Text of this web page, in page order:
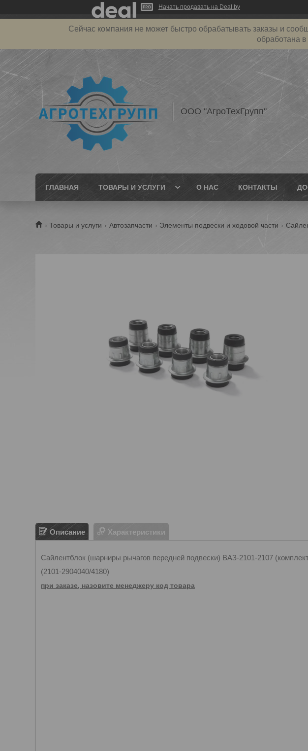
Начать продавать на Deal.by
Сейчас компания не может быстро обрабатывать заказы и
обработана
ООО "АгроТехГрупп"
ГЛАВНАЯ ТОВАРЫ И УСЛУГИ О НАС КОНТАКТЫ
Товары и услуги Автозапчасти Элементы подвески и ходовой части
Описание Характеристики
Сайлентблок (шарниры рычагов передней подвески) ВАЗ-2101-2107
(2101-2904040/4180)
при заказе, назовите менеджеру код товара